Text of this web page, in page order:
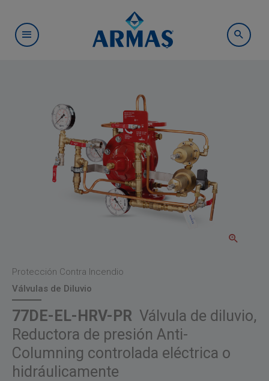
Protección Contra Incendio
Válvulas de Diluvio
77DE-EL-HRV-PR Válvula de diluvio,
Reductora de presión Anti-
Columning controlada eléctrica o
hidráulicamente